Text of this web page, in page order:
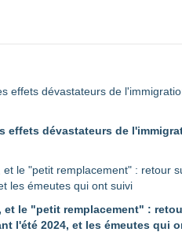
effets dévastateurs de
le "petit remplacement" :
l'été 2024, et les émeutes qui